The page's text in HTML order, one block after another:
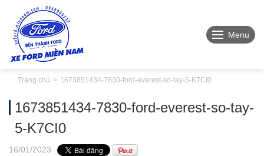
Menu
Trang chủ 1673851434-7830-ford-everest-so-tay-5-K7CI0
1673851434-7830-ford-everest-so-tay-
5-K7CI0
16/01/2023